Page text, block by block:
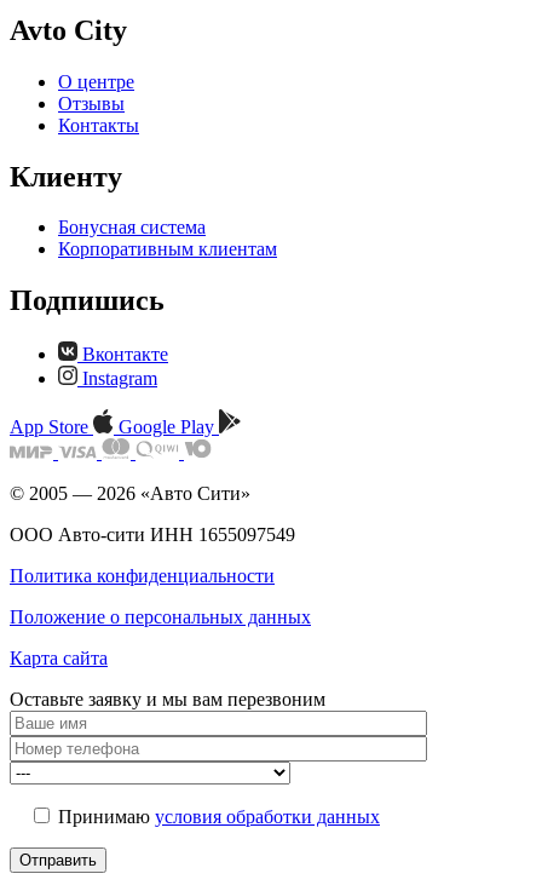
Avto City
О центре
Отзывы
Контакты
Клиенту
Бонусная система
Корпоративным клиентам
Подпишись
Вконтакте
Instagram
App Store Google Play
© 2005 — 2026 «Авто Сити»
ООО Авто-сити ИНН 1655097549
Политика конфиденциальности
Положение о персональных данных
Карта сайта
Оставьте заявку и мы вам перезвоним
Принимаю условия обработки данных